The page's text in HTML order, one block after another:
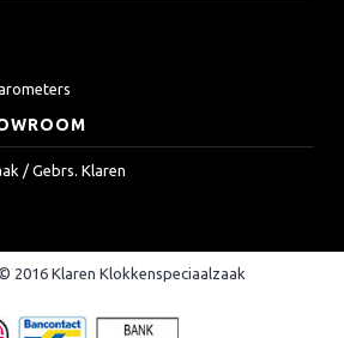
/ Gebrs. Klaren
2016 Klaren Klokkenspeciaalzaak